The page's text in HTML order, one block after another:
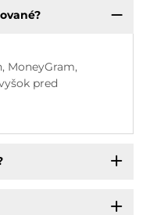
MoneyGram,
pred